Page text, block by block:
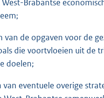
Brabantse
van de opgaven voor de
die voortvloeien uit de
doelen;
van eventuele overige